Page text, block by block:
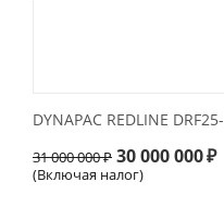
DYNAPAC REDLINE
31 000 000₽ 30 000 000₽
(Включая налог)